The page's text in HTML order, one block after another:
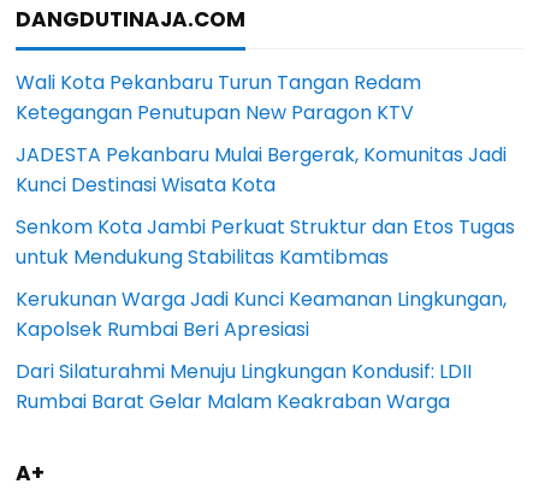
DANGDUTINAJA.COM
Wali Kota Pekanbaru Turun Tangan Redam
Ketegangan Penutupan New Paragon KTV
JADESTA Pekanbaru Mulai Bergerak, Komunitas Jadi
Kunci Destinasi Wisata Kota
Senkom Kota Jambi Perkuat Struktur dan Etos Tugas
untuk Mendukung Stabilitas Kamtibmas
Kerukunan Warga Jadi Kunci Keamanan Lingkungan,
Kapolsek Rumbai Beri Apresiasi
Dari Silaturahmi Menuju Lingkungan Kondusif: LDII
Rumbai Barat Gelar Malam Keakraban Warga
A+